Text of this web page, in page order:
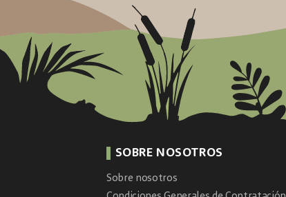
SOBRE NOSOTROS
Sobre nosotros